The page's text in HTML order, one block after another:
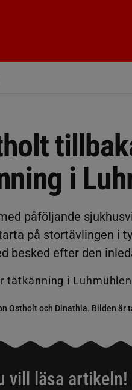
i
påföljande
på stortävlingen i
besked efter den
Ostholt och Dinathia. Bilden är
vill läsa artikeln!